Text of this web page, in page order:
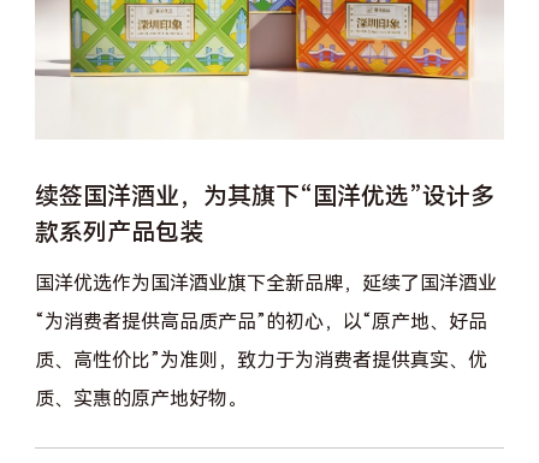
续签国洋酒业，为其旗下“国洋优选”设计多
款系列产品包装
国洋优选作为国洋酒业旗下全新品牌，延续了国洋酒业
“为消费者提供高品质产品”的初心，以“原产地、好品
质、高性价比”为准则，致力于为消费者提供真实、优
质、实惠的原产地好物。